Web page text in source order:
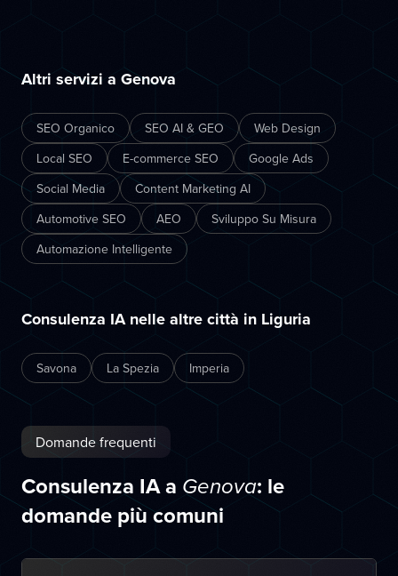
Altri servizi a Genova
SEO Organico SEO AI & GEO
Web Design
Local SEO
E-commerce SEO
Google Ads
Social Media
Content Marketing AI
Automotive SEO
AEO
Sviluppo Su Misura
Automazione Intelligente
Consulenza IA nelle altre città in Liguria
Savona La Spezia Imperia
Domande frequenti
Consulenza IA a Genova: le
domande più comuni